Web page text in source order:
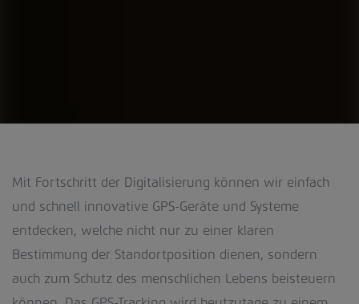
Mit Fortschritt der Digitalisierung können wir einfach
und schnell innovative GPS-Geräte und Systeme
entdecken, welche nicht nur zu einer klaren
Bestimmung der Standortposition dienen, sondern
auch zum Schutz des menschlichen Lebens beisteuern